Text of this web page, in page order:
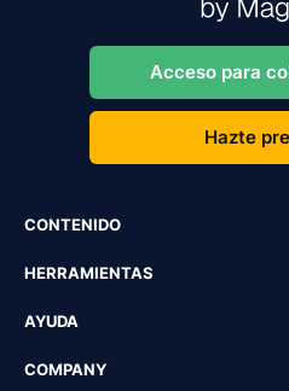
Acceso para
Hazte
CONTENIDO
HERRAMIENTAS
AYUDA
COMPANY